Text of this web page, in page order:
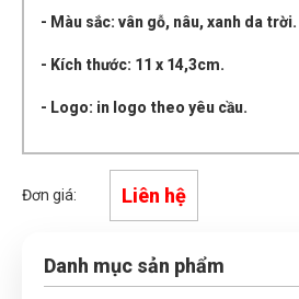
- Màu sắc: vân gỗ, nâu, xanh da trời.
- Kích thước: 11 x 14,3cm.
- Logo: in logo theo yêu cầu.
Đơn giá: Liên hệ
Danh mục sản phẩm